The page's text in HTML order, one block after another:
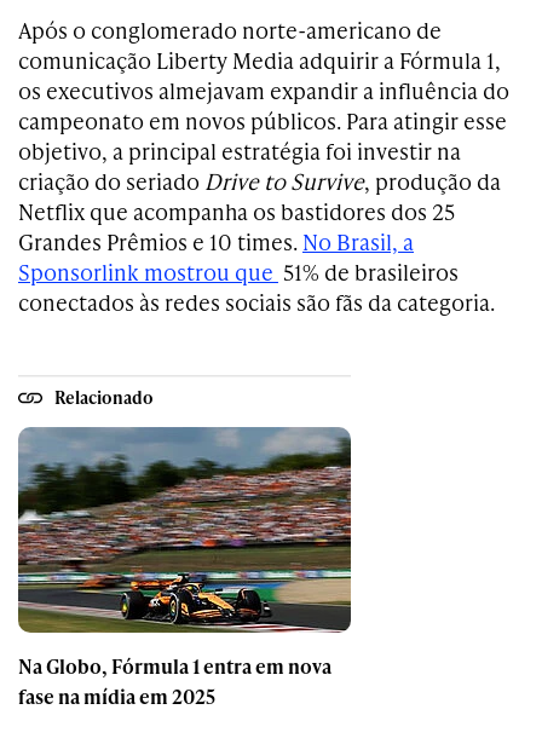
Após o conglomerado norte-americano de
comunicação Liberty Media adquirir a Fórmula 1,
os executivos almejavam expandir a influência do
campeonato em novos públicos. Para atingir esse
objetivo, a principal estratégia foi investir na
criação do seriado Drive to Survive, produção da
Netflix que acompanha os bastidores dos 25
Grandes Prêmios e 10 times. No Brasil, a
Sponsorlink mostrou que 51% de brasileiros
conectados às redes sociais são fãs da categoria.
Relacionado
Na Globo, Fórmula 1 entra em nova
fase na mídia em 2025